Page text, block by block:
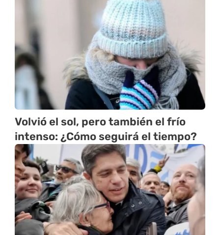
Volvió el sol, pero también el frío
intenso: ¿Cómo seguirá el tiempo?